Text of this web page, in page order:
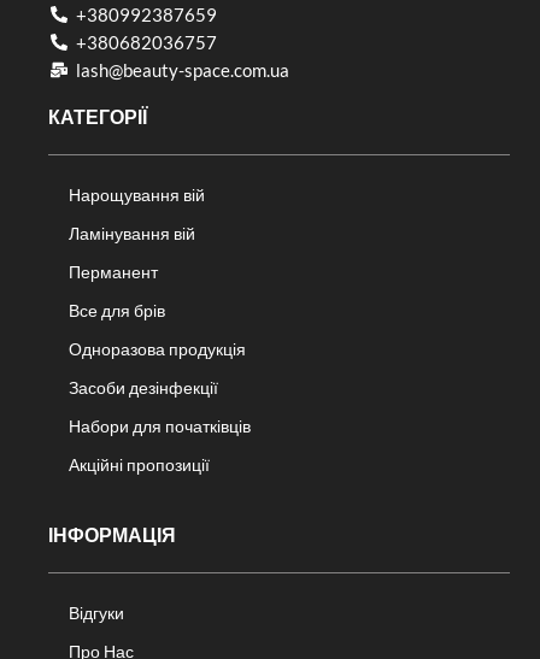
+380992387659
+380682036757​
lash@beauty-space.com.ua
КАТЕГОРІЇ
Нарощування вій
Ламінування вій
Перманент
Все для брів
Одноразова продукція
Засоби дезінфекції
Набори для початківців
Акційні пропозиції
ІНФОРМАЦІЯ
Відгуки
Про Нас